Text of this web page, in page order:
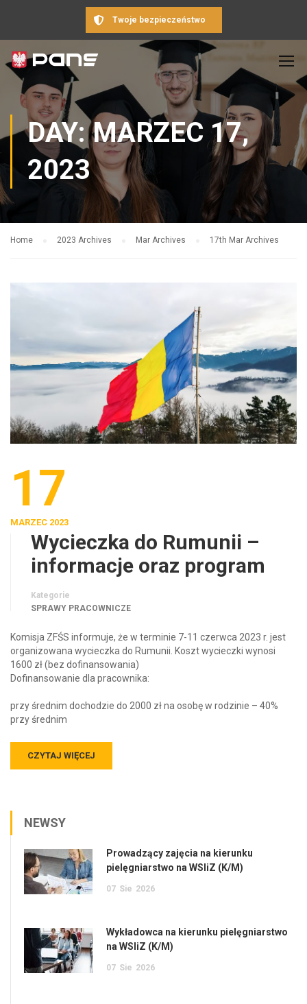
Twoje bezpieczeństwo
DAY: MARZEC 17,
2023
Home 2023 Archives Mar Archives 17th Mar Archives
17
MARZEC 2023
Wycieczka do Rumunii –
informacje oraz program
Kategorie
SPRAWY PRACOWNICZE
Komisja ZFŚS informuje, że w terminie 7-11 czerwca 2023 r. jest
organizowana wycieczka do Rumunii. Koszt wycieczki wynosi
1600 zł (bez dofinansowania)
Dofinansowanie dla pracownika:
przy średnim dochodzie do 2000 zł na osobę w rodzinie – 40%
przy średnim
CZYTAJ WIĘCEJ
NEWSY
Prowadzący zajęcia na kierunku
pielęgniarstwo na WSIiZ (K/M)
07 Sie 2026
Wykładowca na kierunku pielęgniarstwo
na WSIiZ (K/M)
07 Sie 2026